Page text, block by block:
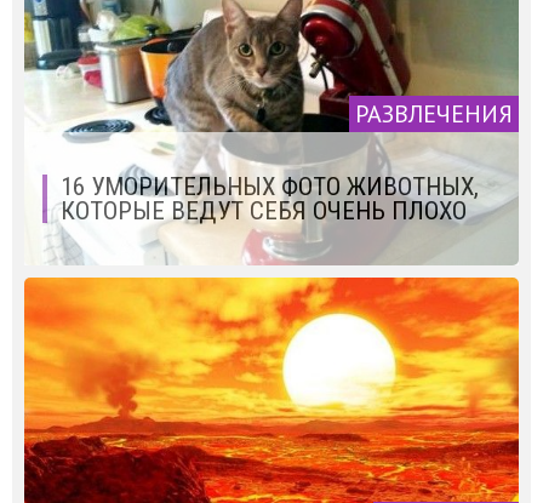
РАЗВЛЕЧЕНИЯ
16 УМОРИТЕЛЬНЫХ ФОТО ЖИВОТНЫХ,
КОТОРЫЕ ВЕДУТ СЕБЯ ОЧЕНЬ ПЛОХО